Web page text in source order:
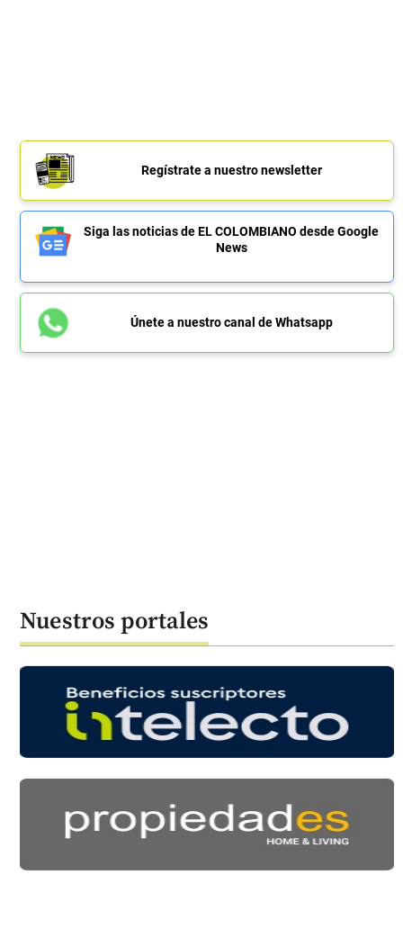
Regístrate a nuestro newsletter
Siga las noticias de EL COLOMBIANO desde Google
News
Únete a nuestro canal de Whatsapp
Nuestros portales